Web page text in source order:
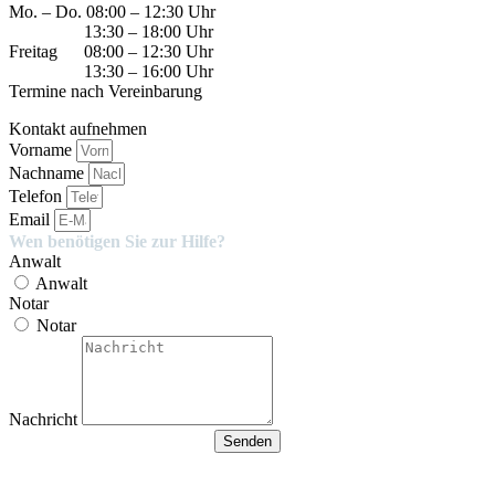
Mo. – Do. 08:00 – 12:30 Uhr
13:30 – 18:00 Uhr
Freitag 08:00 – 12:30 Uhr
13:30 – 16:00 Uhr
Termine nach Vereinbarung
Kontakt aufnehmen
Vorname
Nachname
Telefon
Email
Wen benötigen Sie zur Hilfe?
Anwalt
Anwalt
Notar
Notar
Nachricht
Senden